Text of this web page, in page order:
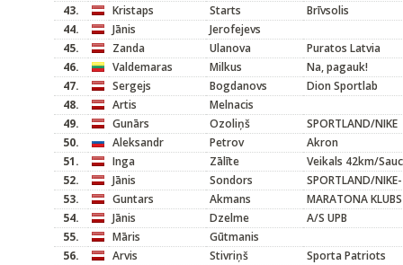
43.
Kristaps Starts
Brīvsolis
44.
Jānis
Jerofejevs
45.
Zanda Ulanova
Puratos Latvia
46.
Valdemaras Milkus
Na, pagauk!
47.
Sergejs Bogdanovs
Dion Sportlab
48.
Artis
Melnacis
49.
Gunārs Ozoliņš
SPORTLAND/NIKE
50.
Aleksandr Petrov
Akron
51.
Inga Zālīte
Veikals 42km/
52.
Jānis Sondors
SPORTLAND/
53.
Guntars Akmans
MARATONA KLUBS
54.
Jānis Dzelme
A/S UPB
55.
Māris
Gūtmanis
56.
Arvis Stivriņš
Sporta Patriots